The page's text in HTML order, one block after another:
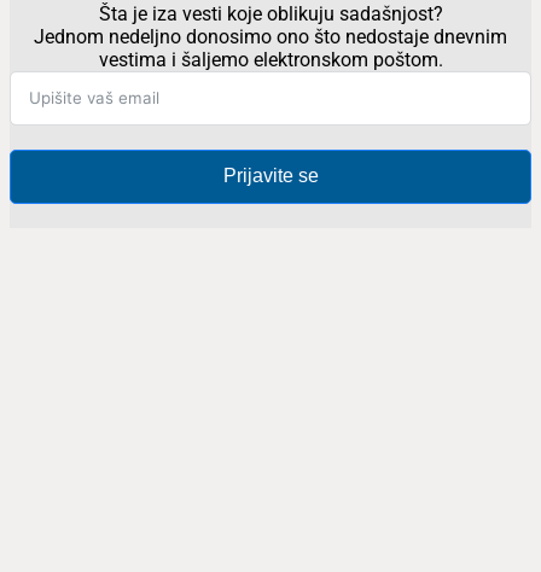
Šta je iza vesti koje oblikuju sadašnjost?
Jednom nedeljno donosimo ono što nedostaje dnevnim
vestima i šaljemo elektronskom poštom.
Prijavite se